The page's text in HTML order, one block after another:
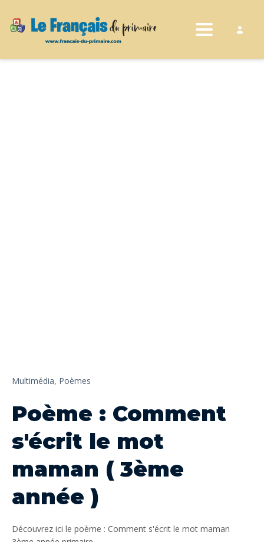
Toggle
Multimédia, Poèmes
Poème : Comment
s'écrit le mot
maman ( 3ème
année )
Découvrez ici le poème : Comment s'écrit le mot maman